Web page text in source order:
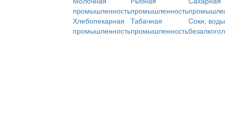
промышленностьпромышленность
Хлебопекарная
промышленность
Табачная
промышленность
Соки,